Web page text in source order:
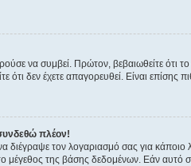
να συμβεί. Πρώτον, βεβαιωθείτε ότι
δεν έχετε απαγορευθεί. Είναι επίσης
πλέον!
διέγραψε τον λογαριασμό σας για
της βάσης δεδομένων. Εάν αυτό